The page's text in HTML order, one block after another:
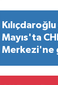
Mayıs'ta
Merkezi'ne